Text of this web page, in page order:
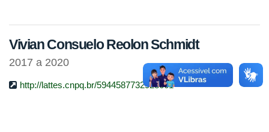
Vivian Consuelo Reolon Schmidt
2017 a 2020
http://lattes.cnpq.br/5944587732928661